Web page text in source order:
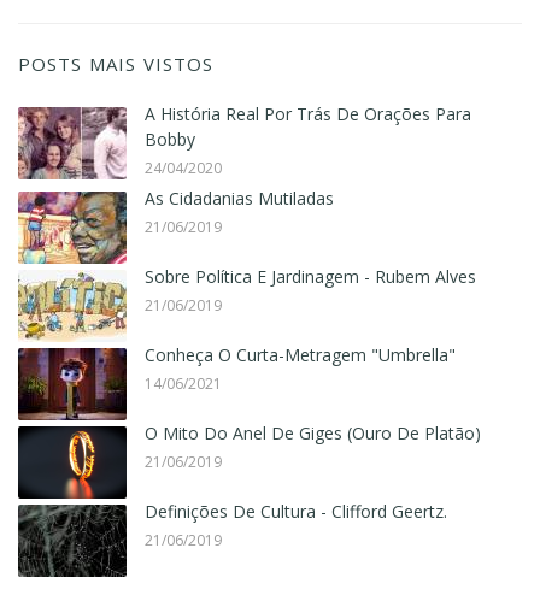
POSTS MAIS VISTOS
A História Real Por Trás De Orações Para
Bobby
24/04/2020
As Cidadanias Mutiladas
21/06/2019
Sobre Política E Jardinagem - Rubem Alves
21/06/2019
Conheça O Curta-Metragem "Umbrella"
14/06/2021
O Mito Do Anel De Giges (Ouro De Platão)
21/06/2019
Definições De Cultura - Clifford Geertz.
21/06/2019